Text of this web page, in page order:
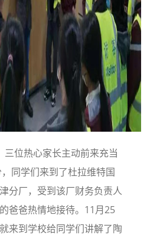
三位热心家长主动前来充当
同学们来到了杜拉维特国
分厂，受到该厂财务负责人
爸爸热情地接待。11月25
来到学校给同学们讲解了陶